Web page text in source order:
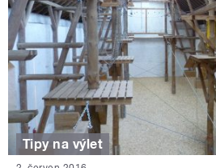
Tipy na výlet